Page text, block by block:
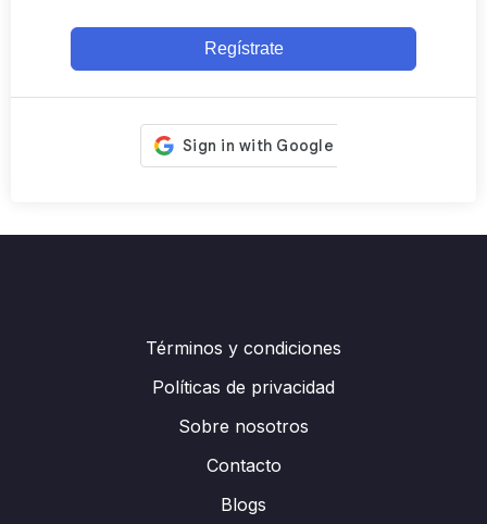
Regístrate
Términos y condiciones
Políticas de privacidad
Sobre nosotros
Contacto
Blogs